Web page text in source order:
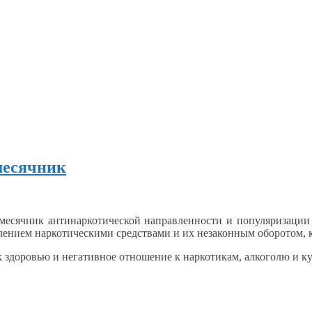
антинаркотической направленностии популяризации
наркотическими средствами и их незаконным оборотом,
здоровью и негативное отношение к наркотикам, алкоголю и